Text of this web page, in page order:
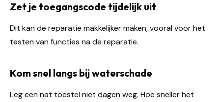
Zet je toegangscode tijdelijk uit
Dit kan de reparatie makkelijker maken, vooral voor het
testen van functies na de reparatie.
Kom snel langs bij waterschade
Leg een nat toestel niet dagen weg. Hoe sneller het